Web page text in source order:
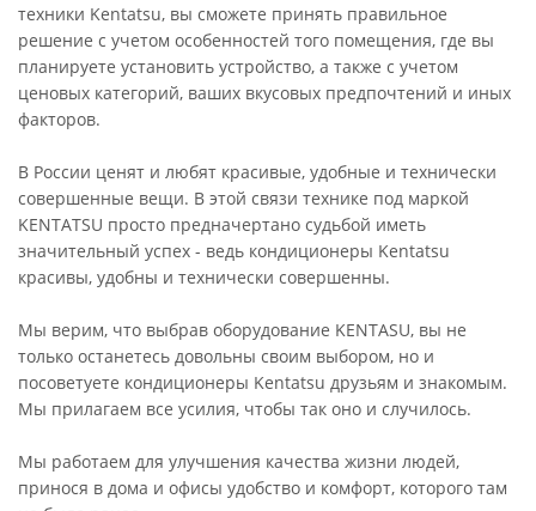
техники Kentatsu, вы сможете принять правильное
решение с учетом особенностей того помещения, где вы
планируете установить устройство, а также с учетом
ценовых категорий, ваших вкусовых предпочтений и иных
факторов.
В России ценят и любят красивые, удобные и технически
совершенные вещи. В этой связи технике под маркой
KENTATSU просто предначертано судьбой иметь
значительный успех - ведь кондиционеры Kentatsu
красивы, удобны и технически совершенны.
Мы верим, что выбрав оборудование KENTASU, вы не
только останетесь довольны своим выбором, но и
посоветуете кондиционеры Kentatsu друзьям и знакомым.
Мы прилагаем все усилия, чтобы так оно и случилось.
Мы работаем для улучшения качества жизни людей,
принося в дома и офисы удобство и комфорт, которого там